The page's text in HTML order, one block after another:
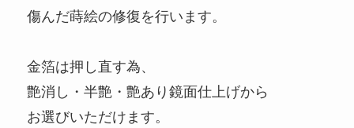
傷んだ蒔絵の修復を行います。
金箔は押し直す為、
艶消し・半艶・艶あり鏡面仕上げから
お選びいただけます。